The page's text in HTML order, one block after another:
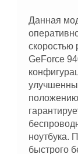
Данная
скоростью
GeForce
ноутбука.
быстрого